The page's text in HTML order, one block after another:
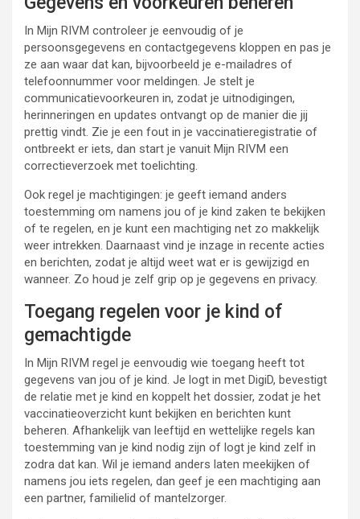
In Mijn RIVM controleer je eenvoudig of je
persoonsgegevens en contactgegevens kloppen en pas je
ze aan waar dat kan, bijvoorbeeld je e-mailadres of
telefoonnummer voor meldingen. Je stelt je
communicatievoorkeuren in, zodat je uitnodigingen,
herinneringen en updates ontvangt op de manier die jij
prettig vindt. Zie je een fout in je vaccinatieregistratie of
ontbreekt er iets, dan start je vanuit Mijn RIVM een
correctieverzoek met toelichting.
Ook regel je machtigingen: je geeft iemand anders
toestemming om namens jou of je kind zaken te bekijken
of te regelen, en je kunt een machtiging net zo makkelijk
weer intrekken. Daarnaast vind je inzage in recente acties
en berichten, zodat je altijd weet wat er is gewijzigd en
wanneer. Zo houd je zelf grip op je gegevens en privacy.
Toegang regelen voor je kind of
gemachtigde
In Mijn RIVM regel je eenvoudig wie toegang heeft tot
gegevens van jou of je kind. Je logt in met DigiD, bevestigt
de relatie met je kind en koppelt het dossier, zodat je het
vaccinatieoverzicht kunt bekijken en berichten kunt
beheren. Afhankelijk van leeftijd en wettelijke regels kan
toestemming van je kind nodig zijn of logt je kind zelf in
zodra dat kan. Wil je iemand anders laten meekijken of
namens jou iets regelen, dan geef je een machtiging aan
een partner, familielid of mantelzorger.